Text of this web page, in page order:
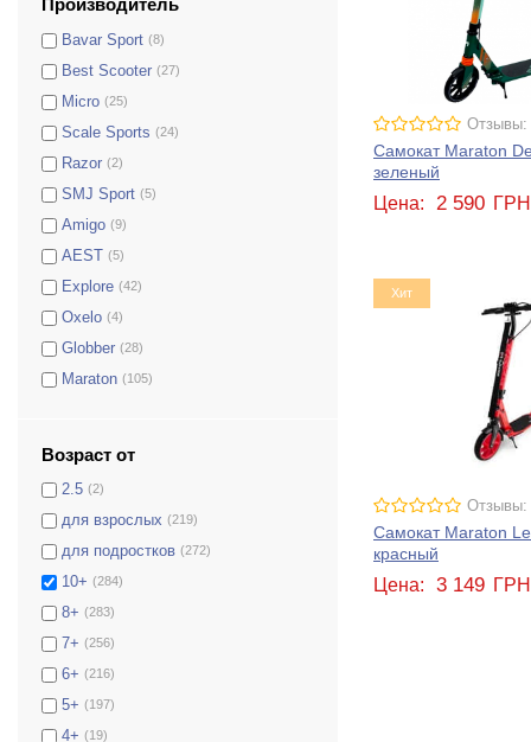
Производитель
Bavar Sport (8)
Best Scooter (27)
Micro (25)
Scale Sports (24)
Razor (2)
SMJ Sport (5)
Amigo (9)
AEST (5)
Explore (42)
Oxelo (4)
Globber (28)
Maraton (105)
Возраст от
2.5 (2)
для взрослых (219)
для подростков (272)
10+ (284)
8+ (283)
7+ (256)
6+ (216)
5+ (197)
4+ (19)
Отзывы:
Самокат Maraton
зеленый
Цена: 2 590 ГРН
Хит
Отзывы:
Самокат Maraton
красный
Цена: 3 149 ГРН